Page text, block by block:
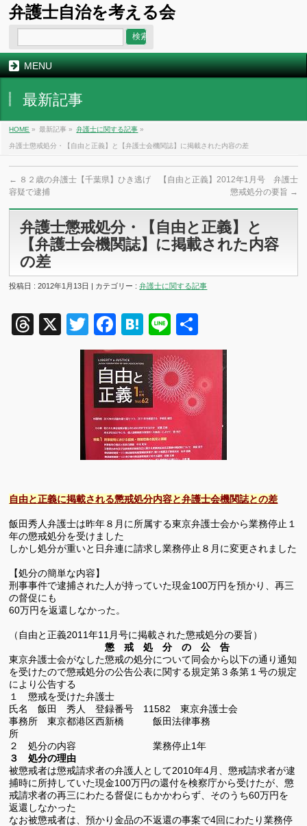
弁護士自治を考える会
MENU
最新記事
HOME » 最新記事 » 弁護士に関する記事 »
弁護士懲戒処分・【自由と正義】と【弁護士会機関誌】に掲載された内容の差
← ８２歳の弁護士【千葉県】ひき逃げ
容疑で逮捕
【自由と正義】2012年1月号 弁護士
懲戒処分の要旨 →
弁護士懲戒処分・【自由と正義】と
【弁護士会機関誌】に掲載された内容
の差
投稿日 : 2012年1月13日 | カテゴリー :弁護士に関する記事
Threads
X TwitterFacebook
Hatena
Line
有
自由と正義に掲載される懲戒処分内容と弁護士会機関誌との差
飯田秀人弁護士は昨年８月に所属する東京弁護士会から業務停止１
年の懲戒処分を受けました
しかし処分が重いと日弁連に請求し業務停止８月に変更されました
【処分の簡単な内容】
刑事事件で逮捕された人が持っていた現金100万円を預かり、再三
の督促にも
60万円を返還しなかった。
（自由と正義2011年11 月号に掲載された懲戒処分の要旨）
懲 戒 処 分 の 公 告
東京弁護士会がなした懲戒の処分について同会から以下の通り通知
を受けたので懲戒処分の公告公表に関する規定第３条第１号の規定
により公告する
１ 懲戒を受けた弁護士
氏名 飯田 秀人 登録番号 11582 東京弁護士会
事務所 東京都港区西新橋 飯田法律事務
所
２ 処分の内容 業務停止1年
３ 処分の理由
被懲戒者は懲戒請求者の弁護人として2010年4月、懲戒請求者が逮
捕時に所持していた現金100万円の還付を検察庁から受けたが、懲
戒請求者の再三にわたる督促にもかかわらず、そのうち60万円を
返還しなかった
なお被懲戒者は、預かり金品の不返還の事案で4回にわたり業務停